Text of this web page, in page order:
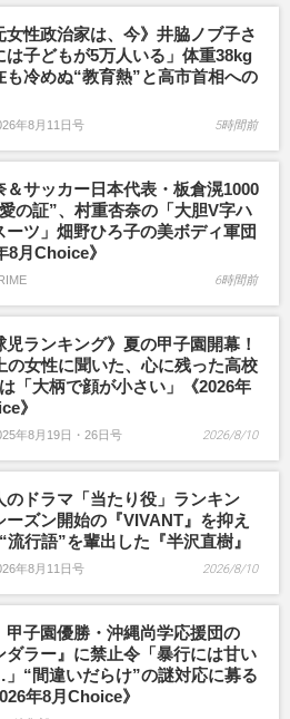
女性政治家は、今》井脇ノブ子さ
は子どもが5万人いる」体重38kg
も冷めぬ“教育熱”と高市首相への
年8月11日号 5時間前
＆サッカー日本代表・板倉滉1000
の証”、村重杏奈の「大胆V字ハ
ーツ」畑野ひろ子の美ボディ軍団
8月Choice》
6時間前
児ランキング》夏の甲子園開幕！
の女性に聞いた、心に残った高校
「大柄で顔が小さい」《2026年
》
年8月19日・26日号 2026/8/10
のドラマ「当たり役」ランキン
ーズン開始の『VIVANT』を抑え
流行語”を輩出した『半沢直樹』
年8月11日号 2026/8/10
甲子園優勝・沖縄尚学応援団の
ダラー』に禁止令「暴行には甘い
“間違いだらけ”の謎対応に募る
年8月Choice》